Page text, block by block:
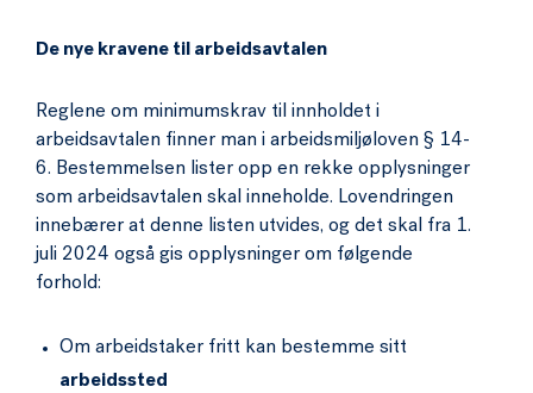
De nye kravene til arbeidsavtalen
Reglene om minimumskrav til innholdet i
arbeidsavtalen finner man i arbeidsmiljøloven § 14-
6. Bestemmelsen lister opp en rekke opplysninger
som arbeidsavtalen skal inneholde. Lovendringen
innebærer at denne listen utvides, og det skal fra 1.
juli 2024 også gis opplysninger om følgende
forhold:
Om arbeidstaker fritt kan bestemme sitt
arbeidssted